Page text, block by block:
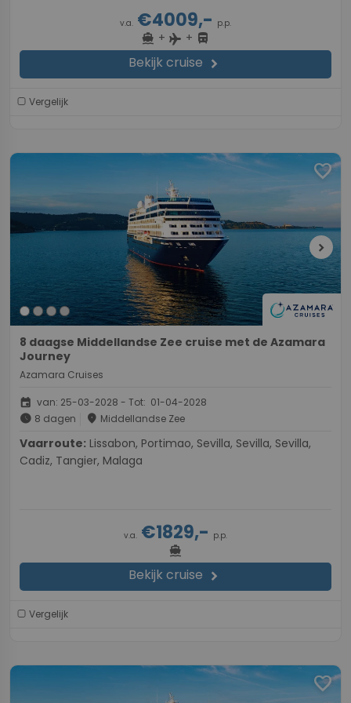
v.a. €4009,- p.p.
directions_boat + flight + directions_bus
Bekijk cruise chevron_right
Vergelijk
favorite
chevron_right
8 daagse Middellandse Zee cruise met de Azamara
Journey
Azamara Cruises
event van: 25-03-2028 - Tot: 01-04-2028
schedule 8 dagen place Middellandse Zee
Vaarroute:
Cadiz, Tangier, Malaga
v.a. €1829,- p.p.
directions_boat
Bekijk cruise chevron_right
Vergelijk
favorite